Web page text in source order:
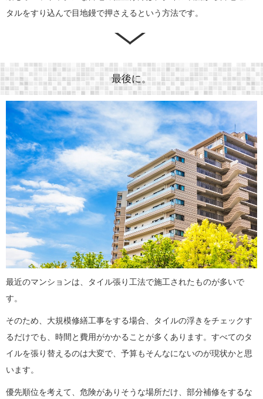
タルをすり込んで目地鏝で押さえるという方法です。
最後に。
最近のマンションは、タイル張り工法で施工されたものが多いで
す。
そのため、大規模修繕工事をする場合、タイルの浮きをチェックす
るだけでも、時間と費用がかかることが多くあります。すべてのタ
イルを張り替えるのは大変で、予算もそんなにないのが現状かと思
います。
優先順位を考えて、危険がありそうな場所だけ、部分補修をするな